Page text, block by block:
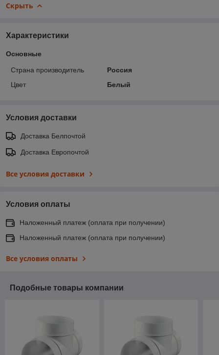
Скрыть
Характеристики
Основные
Страна производитель
Россия
Цвет
Белый
Условия доставки
Доставка Белпочтой
Доставка Европочтой
Все условия доставки
Условия оплаты
Наложенный платеж (оплата при получении)
Наложенный платеж (оплата при получении)
Все условия оплаты
Подобные товары компании